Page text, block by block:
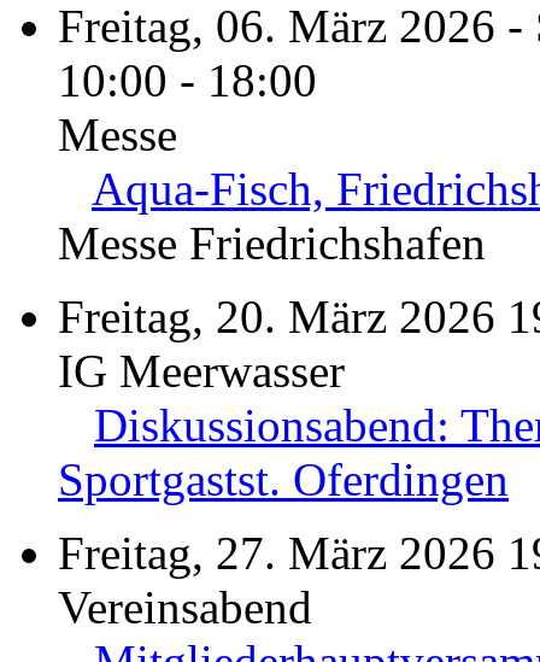
Freitag, 06. März 2026
10:00 - 18:00
Messe
Aqua-Fisch,
Messe Friedrichshafen
Freitag, 20. März 2026
IG Meerwasser
Diskussionsabend:
Sportgastst. Oferdingen
Freitag, 27. März 2026
Vereinsabend